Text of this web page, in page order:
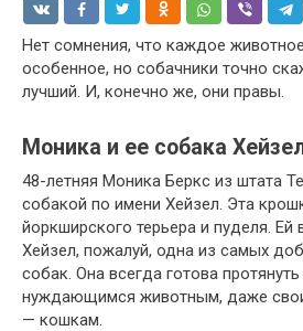
Нет сомнения, что каждое
особенное, но собачники точно
лучший. И, конечно же, они правы.
Моника и ее собака
48-летняя Моника Беркс из штата
собакой по имени Хейзел. Эта
йоркширского терьера и пуделя. Ей
Хейзел, пожалуй, одна из самых
собак. Она всегда готова
нуждающимся животным, даже
— кошкам.